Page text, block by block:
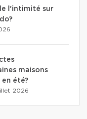
l'intimité sur
maisons
été?
2026